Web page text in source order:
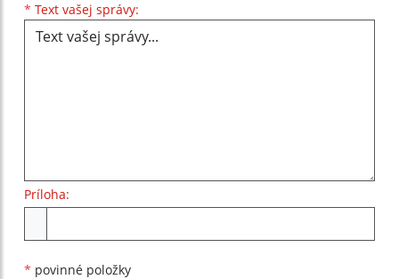
* Text vašej správy:
Príloha:
* povinné položky